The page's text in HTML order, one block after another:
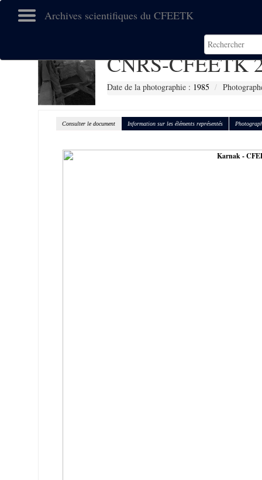
Archives scientifiques du CFEETK
CNRS-CFEETK
Date de la photographie : 1985
Consulter le document Information sur les éléments représentés